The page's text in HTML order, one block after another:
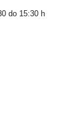
do 15:30 h